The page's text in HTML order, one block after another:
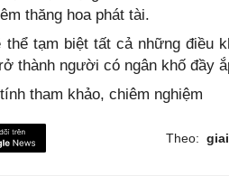
thăng hoa phát tài.
thể tạm biệt tất cả những điều
thành người có ngân khố đầy
tham khảo, chiêm nghiệm
Theo: